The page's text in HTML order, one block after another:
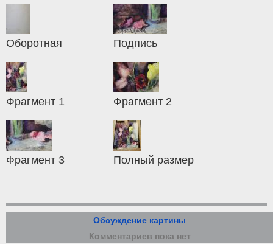
Оборотная Подпись
Фрагмент 1 Фрагмент 2
Фрагмент 3 Полный размер
Обсуждение картины
Комментариев пока нет